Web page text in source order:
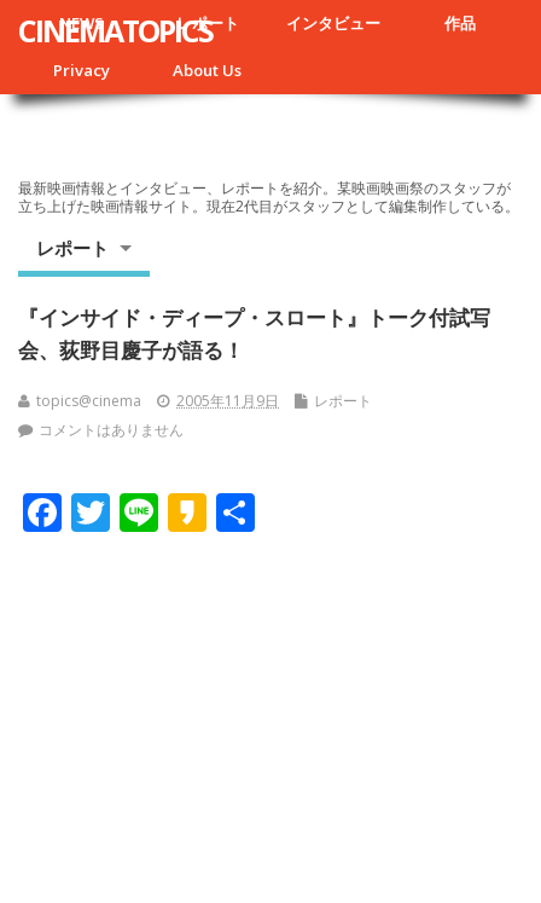
NEWS レポート インタビュー 作品
Privacy About Us
CINEMATOPICS
最新映画情報とインタビュー、レポートを紹介。某映画映画祭のスタッフが
立ち上げた映画情報サイト。現在2代目がスタッフとして編集制作している。
レポート
『インサイド・ディープ・スロート』トーク付試写
会、荻野目慶子が語る！
topics@cinema 2005年11月9日
レポート
コメントはありません
F T Li K